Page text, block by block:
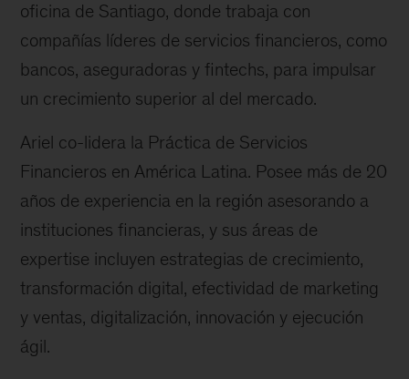
oficina de Santiago, donde trabaja con
compañías líderes de servicios financieros, como
bancos, aseguradoras y fintechs, para impulsar
un crecimiento superior al del mercado.
Ariel co-lidera la Práctica de Servicios
Financieros en América Latina. Posee más de 20
años de experiencia en la región asesorando a
instituciones financieras, y sus áreas de
expertise incluyen estrategias de crecimiento,
transformación digital, efectividad de marketing
y ventas, digitalización, innovación y ejecución
ágil.